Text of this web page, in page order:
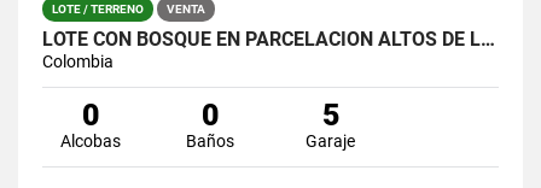
LOTE / TERRENO VENTA
LOTE CON BOSQUE EN PARCELACIÓN ALTOS DE LA MOLINA – GUARNE
Colombia
0
Alcobas
0
Baños
5
Garaje